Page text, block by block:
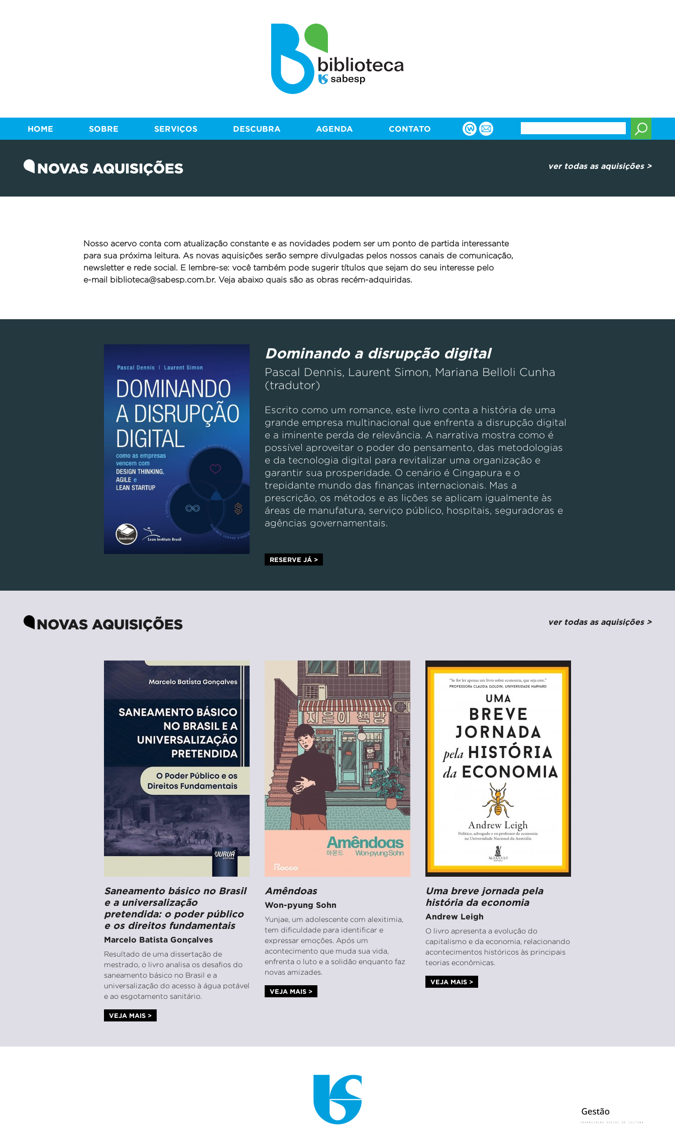
HOME SOBRE SERVIÇOS DESCUBRA AGENDA CONTATO
NOVAS AQUISIÇÕES ver todas as aquisições >
Nosso acervo conta com atualização constante e as novidades podem ser um ponto de partida interessante
para sua próxima leitura. As novas aquisições serão sempre divulgadas pelos nossos canais de comunicação,
newsletter e rede social. E lembre-se: você também pode sugerir títulos que sejam do seu interesse pelo
e-mail
biblioteca@sabesp.com.br. Veja abaixo quais são as obras recém-adquiridas.
Dominando a disrupção digital
Pascal Dennis, Laurent Simon, Mariana Belloli Cunha
(tradutor)
Escrito como um romance, este livro conta a história de uma
grande empresa multinacional que enfrenta a disrupção digital
e a iminente perda de relevância. A narrativa mostra como é
possível aproveitar o poder do pensamento, das metodologias
e da tecnologia digital para revitalizar uma organização e
garantir sua prosperidade. O cenário é Cingapura e o
trepidante mundo das finanças internacionais. Mas a
prescrição, os métodos e as lições se aplicam igualmente às
áreas de manufatura, serviço público, hospitais, seguradoras e
agências governamentais.
RESERVE JÁ >
NOVAS AQUISIÇÕES ver todas as aquisições >
Saneamento básico no Brasil
e a universalização
pretendida: o poder público
e os direitos fundamentais
Marcelo Batista Gonçalves
Resultado de uma dissertação de
mestrado, o livro analisa os desafios do
saneamento básico no Brasil e a
universalização do acesso à água potável
e ao esgotamento sanitário.
VEJA MAIS >
Amêndoas
Won-pyung Sohn
Yunjae, um adolescente com alexitimia,
tem dificuldade para identificar e
expressar emoções. Após um
acontecimento que muda sua vida,
enfrenta o luto e a solidão enquanto faz
novas amizades.
VEJA MAIS >
Uma breve jornada pela
história da economia
Andrew Leigh
O livro apresenta a evolução do
capitalismo e da economia, relacionando
acontecimentos históricos às principais
teorias econômicas.
VEJA MAIS >